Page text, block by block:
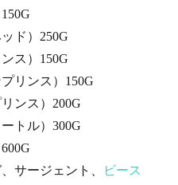
ド）250G
ス）150G
リンス）150G
ンス）200G
トル）300G
サージェント、
ビース